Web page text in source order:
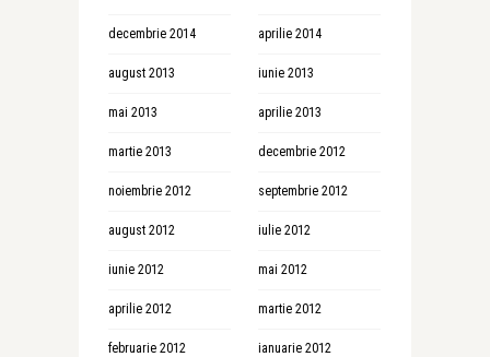
decembrie 2014 aprilie 2014
august 2013 iunie 2013
mai 2013 aprilie 2013
martie 2013 decembrie 2012
noiembrie 2012 septembrie 2012
august 2012 iulie 2012
iunie 2012 mai 2012
aprilie 2012 martie 2012
februarie 2012 ianuarie 2012